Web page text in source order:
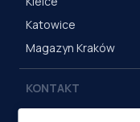
Katowice
Magazyn Kraków
KONTAKT